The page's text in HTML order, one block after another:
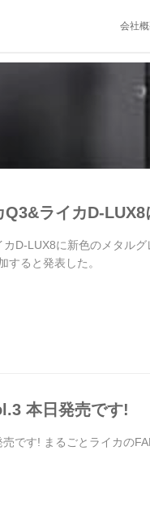
会社
Q3&ライカD-
D-LUX8に新色のメタル
すると発表した。
本日発売です!
です! まるごとライカの